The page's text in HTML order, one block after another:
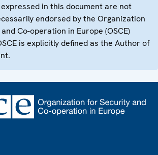
in this document are not
endorsed by the Organization
Co-operation in Europe (OSCE)
is explicitly defined as the Author of